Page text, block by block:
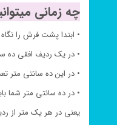
چه زمانی میتوانید فرش
• ابتدا پشت فرش را
• در یک ردیف افقی ده
• در این ده سانتی متر
• در ده سانتی متر شما باید ۷۰ گره یا خانه بافت شده داشته
یعنی در هر یک متر از ردیف افقی فرش